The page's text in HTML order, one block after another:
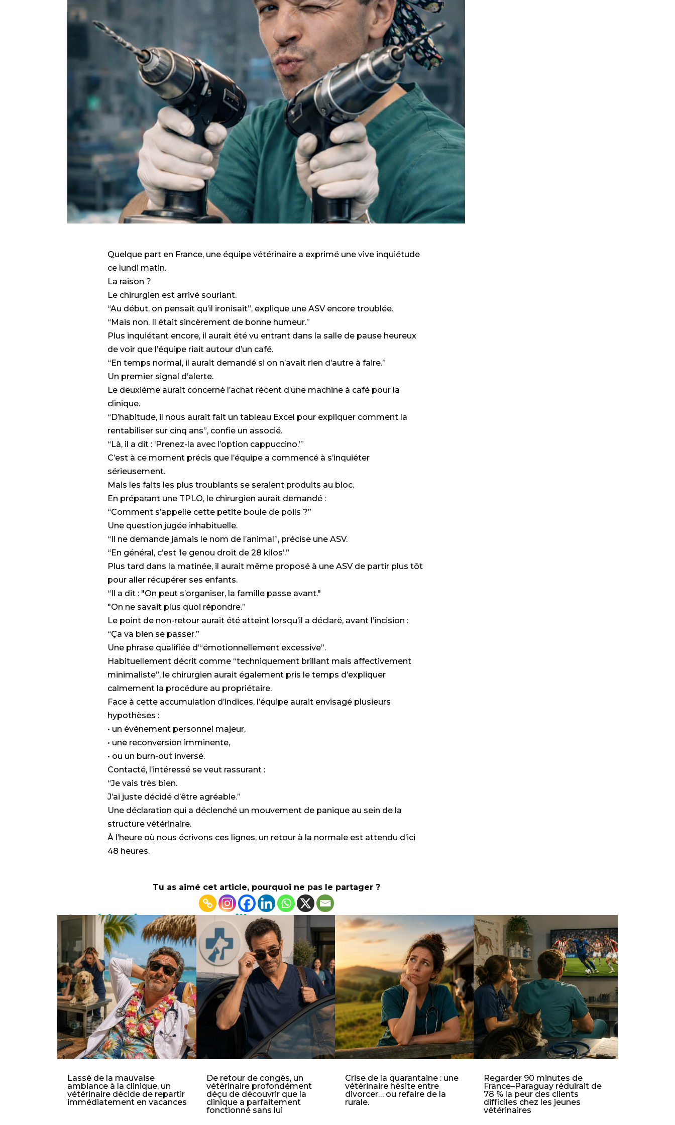
Quelque part en France, une équipe vétérinaire a exprimé une vive inquiétude
ce lundi matin.
La raison ?
Le chirurgien est arrivé souriant.
“Au début, on pensait qu’il ironisait”, explique une ASV encore troublée.
“Mais non. Il était sincèrement de bonne humeur.”
Plus inquiétant encore, il aurait été vu entrant dans la salle de pause heureux
de voir que l’équipe riait autour d’un café.
“En temps normal, il aurait demandé si on n’avait rien d’autre à faire.”
Un premier signal d’alerte.
Le deuxième aurait concerné l’achat récent d’une machine à café pour la
clinique.
“D’habitude, il nous aurait fait un tableau Excel pour expliquer comment la
rentabiliser sur cinq ans”, confie un associé.
“Là, il a dit : ‘Prenez-la avec l’option cappuccino.’”
C’est à ce moment précis que l’équipe a commencé à s’inquiéter
sérieusement.
Mais les faits les plus troublants se seraient produits au bloc.
En préparant une TPLO, le chirurgien aurait demandé :
“Comment s’appelle cette petite boule de poils ?”
Une question jugée inhabituelle.
“Il ne demande jamais le nom de l’animal”, précise une ASV.
“En général, c’est ‘le genou droit de 28 kilos’.”
Plus tard dans la matinée, il aurait même proposé à une ASV de partir plus tôt
pour aller récupérer ses enfants.
“Il a dit : "On peut s’organiser, la famille passe avant."
"On ne savait plus quoi répondre.”
Le point de non-retour aurait été atteint lorsqu’il a déclaré, avant l’incision :
“Ça va bien se passer.”
Une phrase qualifiée d’“émotionnellement excessive”.
Habituellement décrit comme “techniquement brillant mais affectivement
minimaliste”, le chirurgien aurait également pris le temps d’expliquer
calmement la procédure au propriétaire.
Face à cette accumulation d’indices, l’équipe aurait envisagé plusieurs
hypothèses :
• un événement personnel majeur,
• une reconversion imminente,
• ou un burn-out inversé.
Contacté, l’intéressé se veut rassurant :
“Je vais très bien.
J’ai juste décidé d’être agréable.”
Une déclaration qui a déclenché un mouvement de panique au sein de la
structure vétérinaire.
À l’heure où nous écrivons ces lignes, un retour à la normale est attendu d’ici
48 heures.
Tu as aimé cet article, pourquoi ne pas le partager ?
La rédaction vous conseille
Lassé de la mauvaise
ambiance à la clinique, un
vétérinaire décide de repartir
immédiatement en vacances
De retour de congés, un
vétérinaire profondément
déçu de découvrir que la
clinique a parfaitement
fonctionné sans lui
Crise de la quarantaine : une
vétérinaire hésite entre
divorcer… ou refaire de la
rurale.
Regarder 90 minutes de
France–Paraguay réduirait de
78 % la peur des clients
difficiles chez les jeunes
vétérinaires